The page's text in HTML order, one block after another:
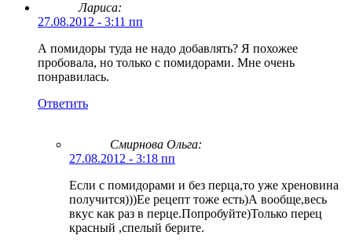
Лариса:
27.08.2012 - 3:11 пп
А помидоры туда не надо добавлять? Я похожее
пробовала, но только с помидорами. Мне очень
понравилась.
Ответить
Смирнова Ольга:
27.08.2012 - 3:18 пп
Если с помидорами и без перца,то уже хреновина
получится)))Ее рецепт тоже есть)А вообще,весь
вкус как раз в перце.Попробуйте)Только перец
красный ,спелый берите.